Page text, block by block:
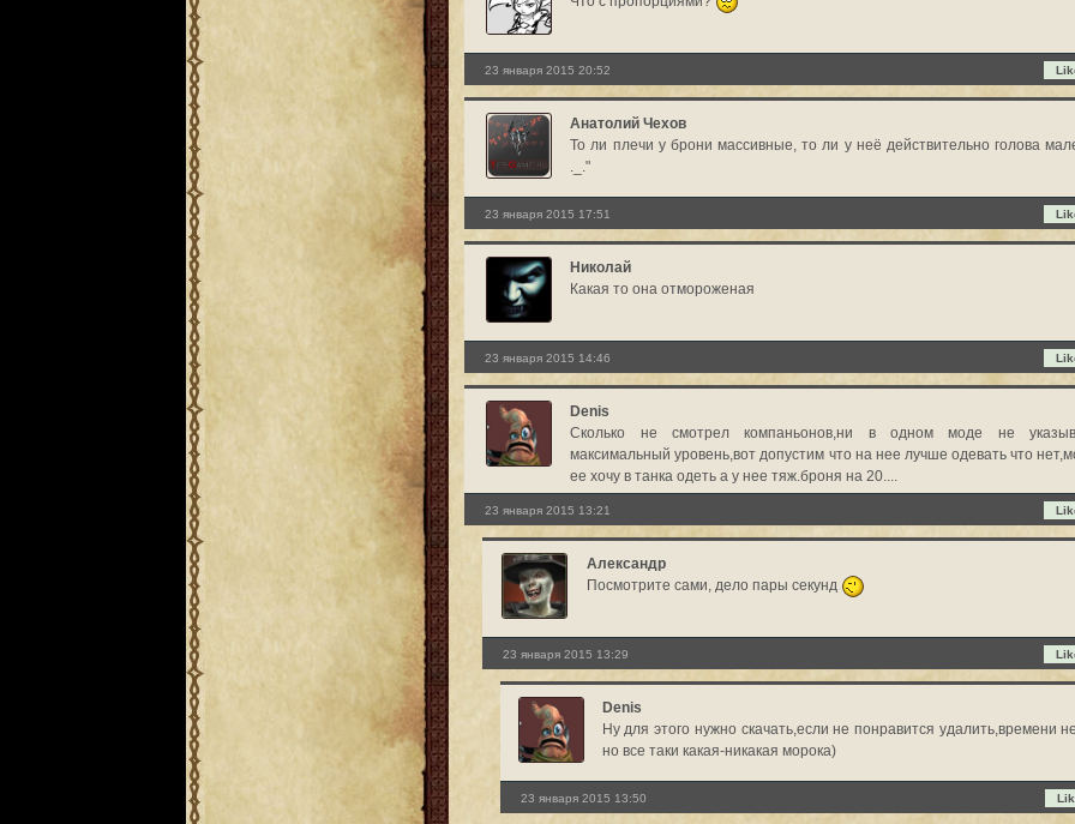
23 января 2015 20:52
Анатолий Чехов
То ли плечи у брони массивные, то ли у неё действительно голова
._."
23 января 2015 17:51
Николай
Какая то она отмороженая
23 января 2015 14:46
Denis
Сколько не смотрел компаньонов,ни в одном моде не
максимальный уровень,вот допустим что на нее лучше одевать что
ее хочу в танка одеть а у нее тяж.броня на 20....
23 января 2015 13:21
Александр
Посмотрите сами, дело пары секунд
23 января 2015 13:29
Denis
Ну для этого нужно скачать,если не понравится удалить,времени
но все таки какая-никакая морока)
23 января 2015 13:50